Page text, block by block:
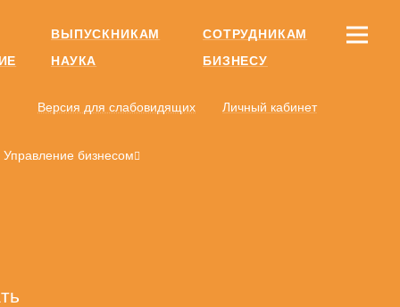
ВЫПУСКНИКАМ
СОТРУДНИКАМ
НАУКА БИЗНЕСУ
Версия для слабовидящих Личный кабинет
Управление бизнесом